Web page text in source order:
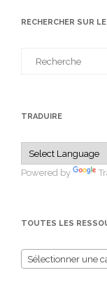
RECHERCHER SUR
TRADUIRE
Powered by
TOUTES LES
Sélectionner une